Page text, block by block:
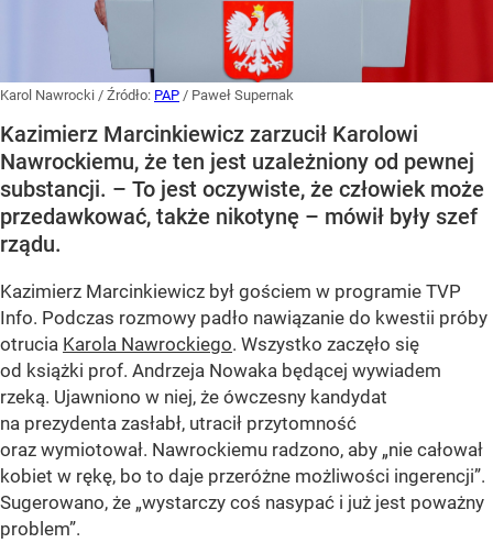
Karol Nawrocki / Źródło: PAP / Paweł Supernak
Kazimierz Marcinkiewicz zarzucił Karolowi
Nawrockiemu, że ten jest uzależniony od pewnej
substancji. – To jest oczywiste, że człowiek może
przedawkować, także nikotynę – mówił były szef
rządu.
Kazimierz Marcinkiewicz był gościem w programie TVP
Info. Podczas rozmowy padło nawiązanie do kwestii próby
otrucia Karola Nawrockiego. Wszystko zaczęło się
od książki prof. Andrzeja Nowaka będącej wywiadem
rzeką. Ujawniono w niej, że ówczesny kandydat
na prezydenta zasłabł, utracił przytomność
oraz wymiotował. Nawrockiemu radzono, aby „nie całował
kobiet w rękę, bo to daje przeróżne możliwości ingerencji”.
Sugerowano, że „wystarczy coś nasypać i już jest poważny
problem”.